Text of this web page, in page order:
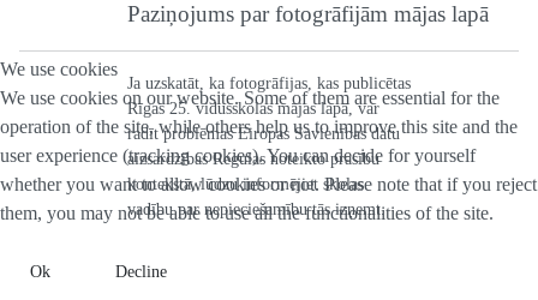
Paziņojums par fotogrāfijām mājas lapā
Ja uzskatāt, ka fotogrāfijas, kas publicētas
Rīgas 25. vidusskolas mājas lapā, var
radīt problēmas Eiropas Savienības datu
aizsardzības Regulas noteikto prasību
kontekstā, lūdzu informējiet skolas
vadību par nepieciešamību tās izņemt.
We use cookies
We use cookies on our website. Some of them are essential for the
operation of the site, while others help us to improve this site and the
user experience (tracking cookies). You can decide for yourself
whether you want to allow cookies or not. Please note that if you reject
them, you may not be able to use all the functionalities of the site.
Ok Decline